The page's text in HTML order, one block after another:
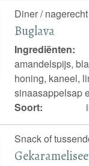
Diner /
Buglava
Ingrediënten:
amandelspijs,
honing, kaneel,
sinaasappelsap
Soort:
Snack of